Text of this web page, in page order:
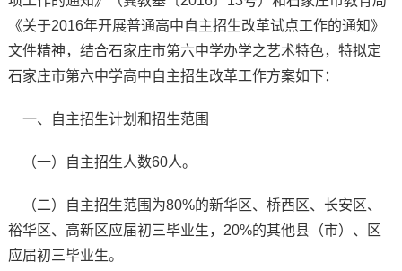
《关于2016年开展普通高中自主招生改革试点工作的通知》
文件精神，结合石家庄市第六中学办学之艺术特色，特拟定
石家庄市第六中学高中自主招生改革工作方案如下：
一、自主招生计划和招生范围
（一）自主招生人数60人。
（二）自主招生范围为80%的新华区、桥西区、长安区、
裕华区、高新区应届初三毕业生，20%的其他县（市）、区
应届初三毕业生。